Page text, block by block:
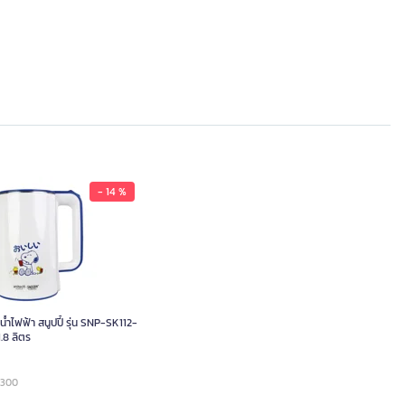
- 14 %
ำไฟฟ้า สนูปปี้ รุ่น SNP-SK112-
ลิตร